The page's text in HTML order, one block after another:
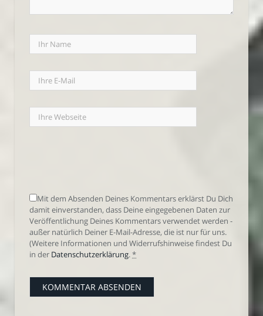
Mit dem Absenden Deines Kommentars erklärst Du Dich
damit einverstanden, dass Deine eingegebenen Daten zur
Veröffentlichung Deines Kommentars verwendet werden -
außer natürlich Deiner E-Mail-Adresse, die ist nur für uns.
(Weitere Informationen und Widerrufshinweise findest Du
in der Datenschutzerklärung.*